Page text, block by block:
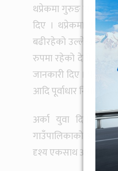
थप्रेकमा गुरुङ
दिए । थप्रेकमा
बढीरहेको उल्लेख गर्दै
रुपमा रहेको देवी
जानकारी दिए ।
आदि पूर्वाधार निर्माण
अर्का युवा दिनेश
गाउँपालिकाको
दृश्य एकसाथ अवलोकन